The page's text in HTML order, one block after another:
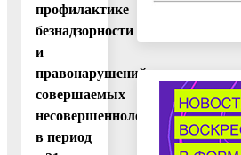
профилактике
безнадзорности
и
правонарушений,
совершаемых
несовершеннолетними,
в период